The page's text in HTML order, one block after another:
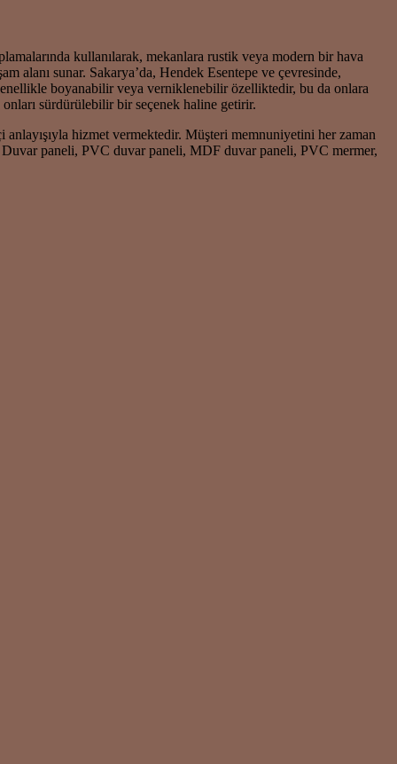
kullanılarak, mekanlara rustik veya modern bir hava
alanı sunar. Sakarya’da, Hendek Esentepe ve çevresinde,
boyanabilir veya verniklenebilir özelliktedir, bu da onlara
sürdürülebilir bir seçenek haline getirir.
hizmet vermektedir. Müşteri memnuniyetini her zaman
paneli, PVC duvar paneli, MDF duvar paneli, PVC mermer,